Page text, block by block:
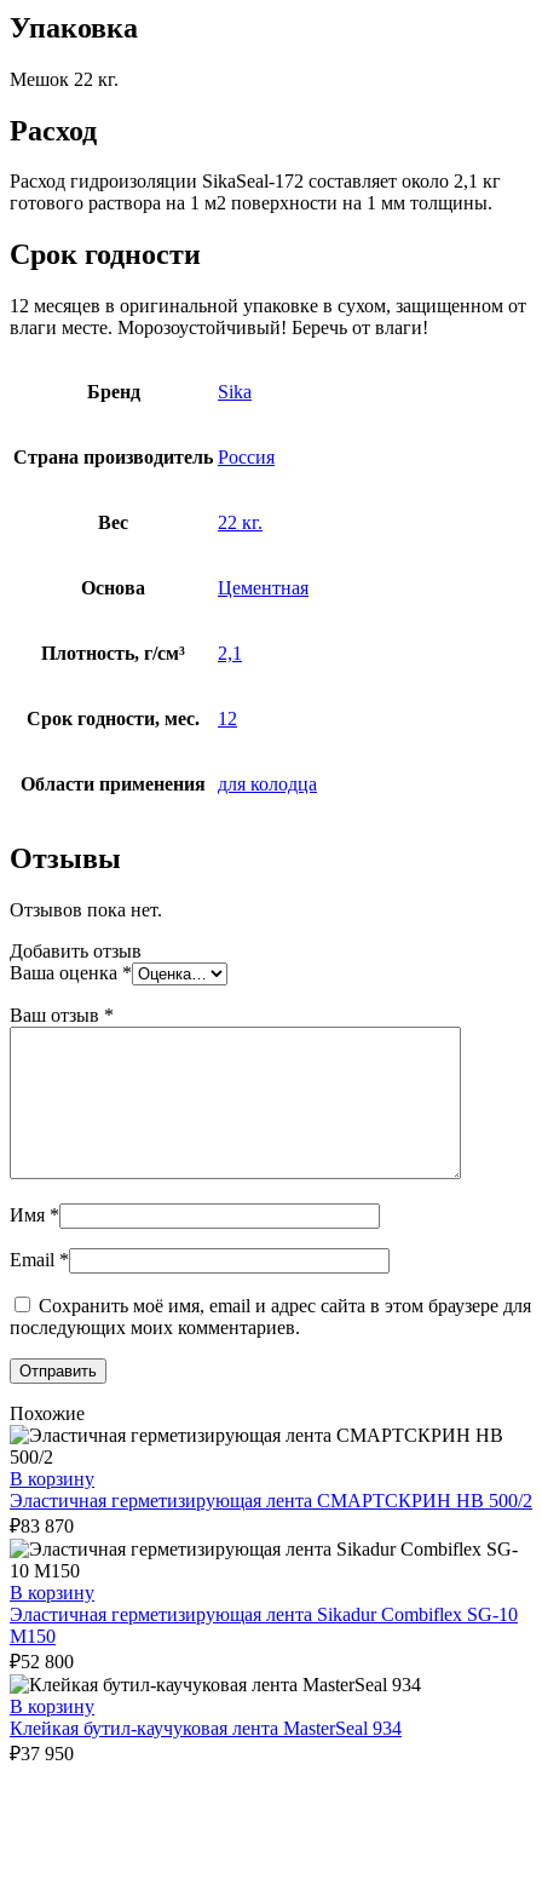
Упаковка
Мешок 22 кг.
Расход
Расход гидроизоляции SikaSeal-172 составляет около 2,1 кг
готового раствора на 1 м2 поверхности на 1 мм толщины.
Срок годности
12 месяцев в оригинальной упаковке в сухом, защищенном от
влаги месте. Морозоустойчивый! Беречь от влаги!
Бренд Sika
Страна производитель Россия
Вес 22 кг.
Основа Цементная
Плотность, г/см³ 2,1
Срок годности, мес. 12
Области применения для колодца
Отзывы
Отзывов пока нет.
Добавить отзыв
Ваша оценка *
Ваш отзыв *
Имя *
Email *
Сохранить моё имя, email и адрес сайта в этом браузере для
последующих моих комментариев.
Похожие
В корзину
Эластичная герметизирующая лента СМАРТСКРИН HB 500/2
₽83 870
В корзину
Эластичная герметизирующая лента Sikadur Combiflex SG-10
M150
₽52 800
В корзину
Клейкая бутил-каучуковая лента MasterSeal 934
₽37 950